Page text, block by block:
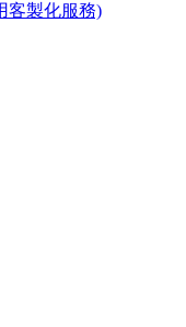
客製化服務)